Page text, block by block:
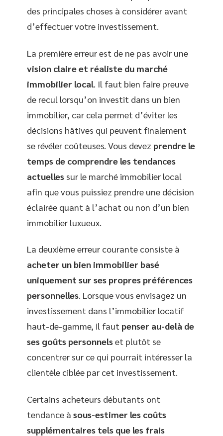
des principales choses à considérer avant
d’effectuer votre investissement.
La première erreur est de ne pas avoir une
vision claire et réaliste du marché
immobilier local . Il faut bien faire preuve
de recul lorsqu’on investit dans un bien
immobilier, car cela permet d’éviter les
décisions hâtives qui peuvent finalement
se révéler coûteuses. Vous devez prendre le
temps de comprendre les tendances
actuelles sur le marché immobilier local
afin que vous puissiez prendre une décision
éclairée quant à l’achat ou non d’un bien
immobilier luxueux.
La deuxième erreur courante consiste à
acheter un bien immobilier basé
uniquement sur ses propres préférences
personnelles. Lorsque vous envisagez un
investissement dans l’immobilier locatif
haut-de-gamme, il faut penser au-delà de
ses goûts personnelset plutôt se
concentrer sur ce qui pourrait intéresser la
clientèle ciblée par cet investissement.
Certains acheteurs débutants ont
tendance à sous-estimer les coûts
supplémentaires tels que les frais